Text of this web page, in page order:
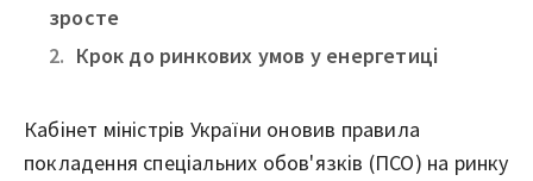
зросте
Крок до ринкових умов у енергетиці
Кабінет міністрів України оновив правила
покладення спеціальних обов'язків (ПСО) на ринку